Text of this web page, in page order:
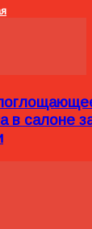
в салоне